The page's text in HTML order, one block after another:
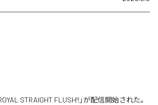
STRAIGHT FLUSH!!」が配信開始された。